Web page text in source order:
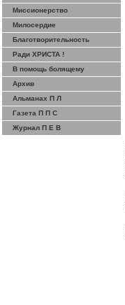
Миссионерство
Милосердие
Благотворительность
Ради ХРИСТА !
В помощь болящему
Архив
Альманах П Л
Газета П П С
Журнал П Е В